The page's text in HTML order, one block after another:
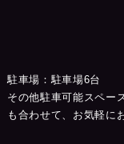
駐車場：駐車場6台
その他駐車可能スペー
も合わせて、お気軽に